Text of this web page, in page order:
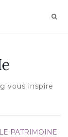
vous inspire
PATRIMOINE